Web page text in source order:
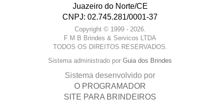
Juazeiro do Norte/CE
CNPJ: 02.745.281/0001-37
Copyright © 1999 - 2026.
F M B Brindes & Servicos LTDA
TODOS OS DIREITOS RESERVADOS.
Sistema administrado por Guia dos Brindes
Sistema desenvolvido por
O PROGRAMADOR
SITE PARA BRINDEIROS